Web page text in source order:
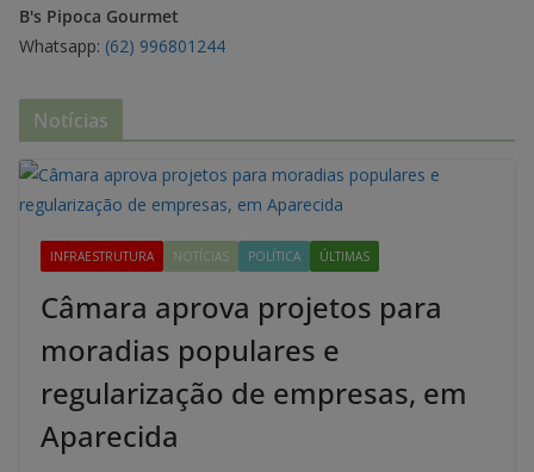
B's Pipoca Gourmet
Whatsapp: (62) 996801244
Notícias
INFRAESTRUTURA NOTÍCIAS POLÍTICA ÚLTIMAS
Câmara aprova projetos para
moradias populares e
regularização de empresas, em
Aparecida